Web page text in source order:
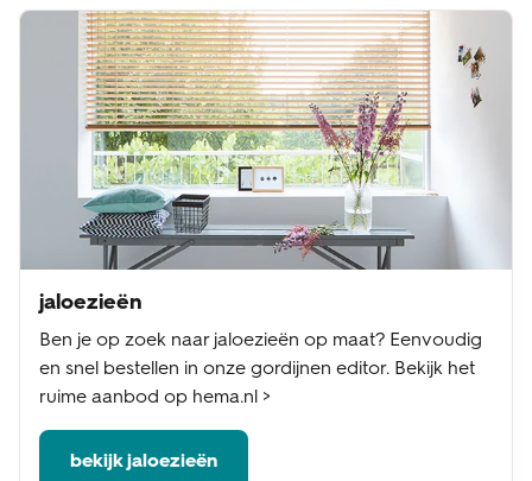
jaloezieën
Ben je op zoek naar jaloezieën op maat? Eenvoudig
en snel bestellen in onze gordijnen editor. Bekijk het
ruime aanbod op hema.nl >
bekijk jaloezieën